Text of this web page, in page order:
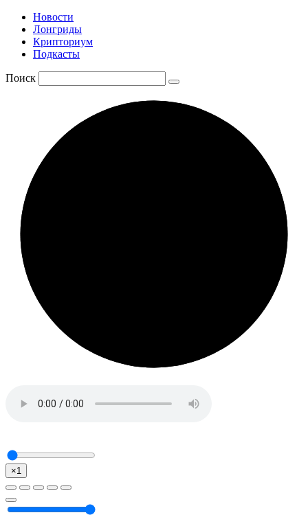
Новости
Лонгриды
Крипториум
Подкасты
Поиск
×1